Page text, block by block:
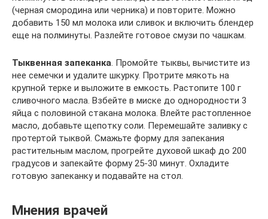
(черная смородина или черника) и повторите. Можно
добавить 150 мл молока или сливок и включить блендер
еще на полминуты. Разлейте готовое смузи по чашкам.
Тыквенная запеканка. Промойте тыквы, вычистите из
нее семечки и удалите шкурку. Протрите мякоть на
крупной терке и выложите в емкость. Растопите 100 г
сливочного масла. Взбейте в миске до однородности 3
яйца с половиной стакана молока. Влейте растопленное
масло, добавьте щепотку соли. Перемешайте заливку с
протертой тыквой. Смажьте форму для запекания
растительным маслом, прогрейте духовой шкаф до 200
градусов и запекайте форму 25-30 минут. Охладите
готовую запеканку и подавайте на стол.
Мнения врачей